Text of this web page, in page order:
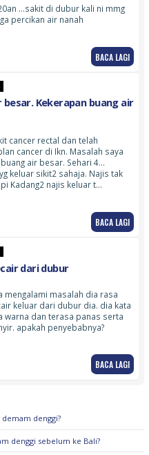
…sakit di dubur kali ni mmg
percikan air nanah
BACA LAGI
besar. Kekerapan buang air
cancer rectal dan telah
cancer di Ikn. Masalah saya
air besar. Sehari 4…
keluar sikit2 sahaja. Najis tak
Kadang2 najis keluar t…
BACA LAGI
dari dubur
mengalami masalah dia rasa
keluar dari dubur dia. dia kata
warna dan terasa panas serta
apakah penyebabnya?
BACA LAGI
denggi?
denggi sebelum ke Bali?